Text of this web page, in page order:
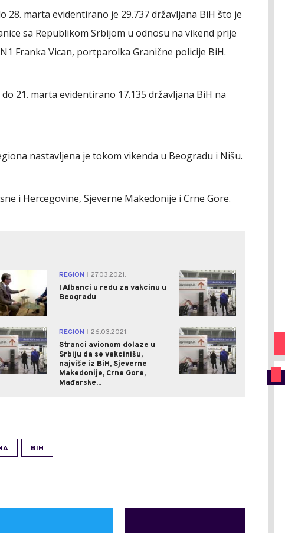
28. marta evidentirano je 29.737 državljana BiH što je
sa Republikom Srbijom u odnosu na vikend prije
Franka Vican, portparolka Granične policije BiH.
21. marta evidentirano 17.135 državljana BiH na
nastavljena je tokom vikenda u Beogradu i Nišu.
i Hercegovine, Sjeverne Makedonije i Crne Gore.
REGION
27.03.2021.
I Albanci u redu za vakcinu u
Beogradu
0
0 REGION
26.03.2021.
Stranci avionom dolaze u
Srbiju da se vakcinišu,
najviše iz BiH, Sjeverne
Makedonije, Crne Gore,
Mađarske...
0
BIH